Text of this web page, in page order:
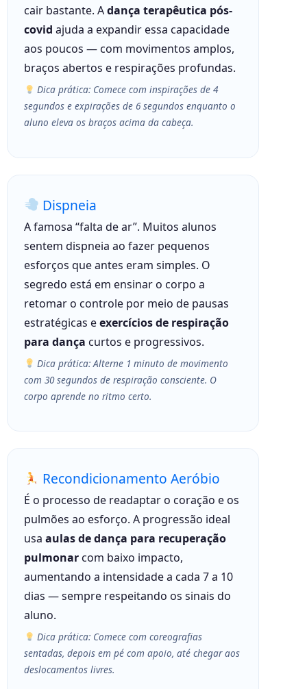
cair bastante. Adança terapêutica pós-
covid ajuda a expandir essa capacidade
aos poucos — com movimentos amplos,
braços abertos e respirações profundas.
Dica prática: Comece com inspirações de 4
segundos e expirações de 6 segundos enquanto o
aluno eleva os braços acima da cabeça.
Dispneia
A famosa “falta de ar”. Muitos alunos
sentem dispneia ao fazer pequenos
esforços que antes eram simples. O
segredo está em ensinar o corpo a
retomar o controle por meio de pausas
estratégicas eexercícios de respiração
para dança curtos e progressivos.
Dica prática: Alterne 1 minuto de movimento
com 30 segundos de respiração consciente. O
corpo aprende no ritmo certo.
Recondicionamento Aeróbio
É o processo de readaptar o coração e os
pulmões ao esforço. A progressão ideal
usa aulas de dança para recuperação
pulmonarcom baixo impacto,
aumentando a intensidade a cada 7 a 10
dias — sempre respeitando os sinais do
aluno.
Dica prática: Comece com coreografias
sentadas, depois em pé com apoio, até chegar aos
deslocamentos livres.